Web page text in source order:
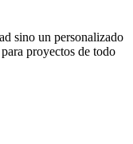
sino un personalizado
proyectos de todo